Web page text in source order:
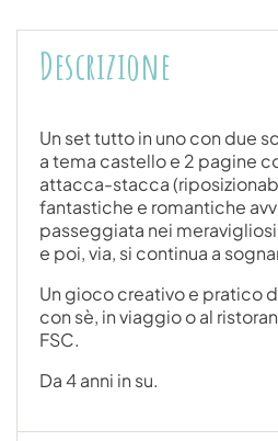
Descrizione
Un set tutto in uno con due
a tema castello e 2 pagine
attacca-stacca
fantastiche e romantiche
passeggiata nei
e poi, via, si continua a
Un gioco creativo e pratico
con sè, in viaggio o al
FSC.
Da 4 anni in su.